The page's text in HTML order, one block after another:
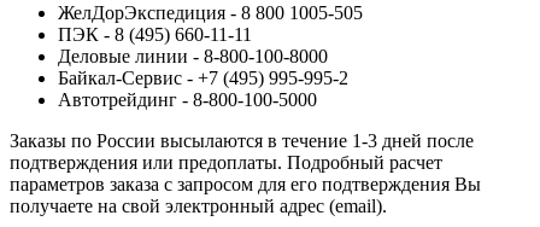
ЖелДорЭкспедиция - 8 800 1005-505
ПЭК - 8 (495) 660-11-11
Деловые линии - 8-800-100-8000
Байкал-Сервис - +7 (495) 995-995-2
Автотрейдинг - 8-800-100-5000
Заказы по России высылаются в течение 1-3 дней после
подтверждения или предоплаты. Подробный расчет
параметров заказа с запросом для его подтверждения Вы
получаете на свой электронный адрес (email).